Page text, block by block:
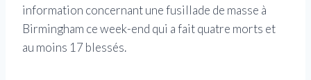
information concernant une fusillade de masse à
Birmingham ce week-end qui a fait quatre morts et
au moins 17 blessés.